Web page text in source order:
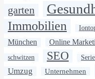
garten
Immobilien
München Online
schwitzen SEO
Umzug Unternehmen